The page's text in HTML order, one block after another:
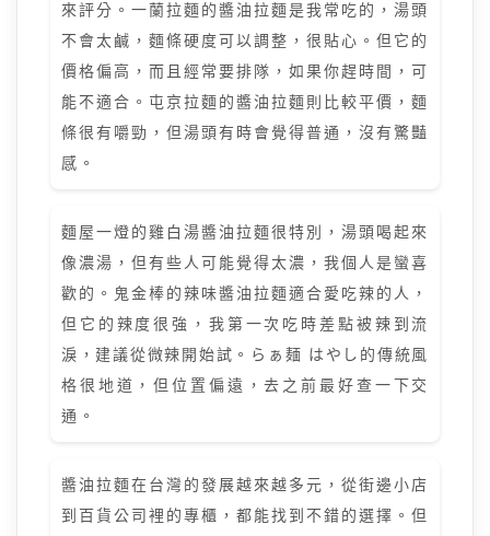
來評分。一蘭拉麵的醬油拉麵是我常吃的，湯頭
不會太鹹，麵條硬度可以調整，很貼心。但它的
價格偏高，而且經常要排隊，如果你趕時間，可
能不適合。屯京拉麵的醬油拉麵則比較平價，麵
條很有嚼勁，但湯頭有時會覺得普通，沒有驚豔
感。
麵屋一燈的雞白湯醬油拉麵很特別，湯頭喝起來
像濃湯，但有些人可能覺得太濃，我個人是蠻喜
歡的。鬼金棒的辣味醬油拉麵適合愛吃辣的人，
但它的辣度很強，我第一次吃時差點被辣到流
淚，建議從微辣開始試。らぁ麺 はやし的傳統風
格很地道，但位置偏遠，去之前最好查一下交
通。
醬油拉麵在台灣的發展越來越多元，從街邊小店
到百貨公司裡的專櫃，都能找到不錯的選擇。但